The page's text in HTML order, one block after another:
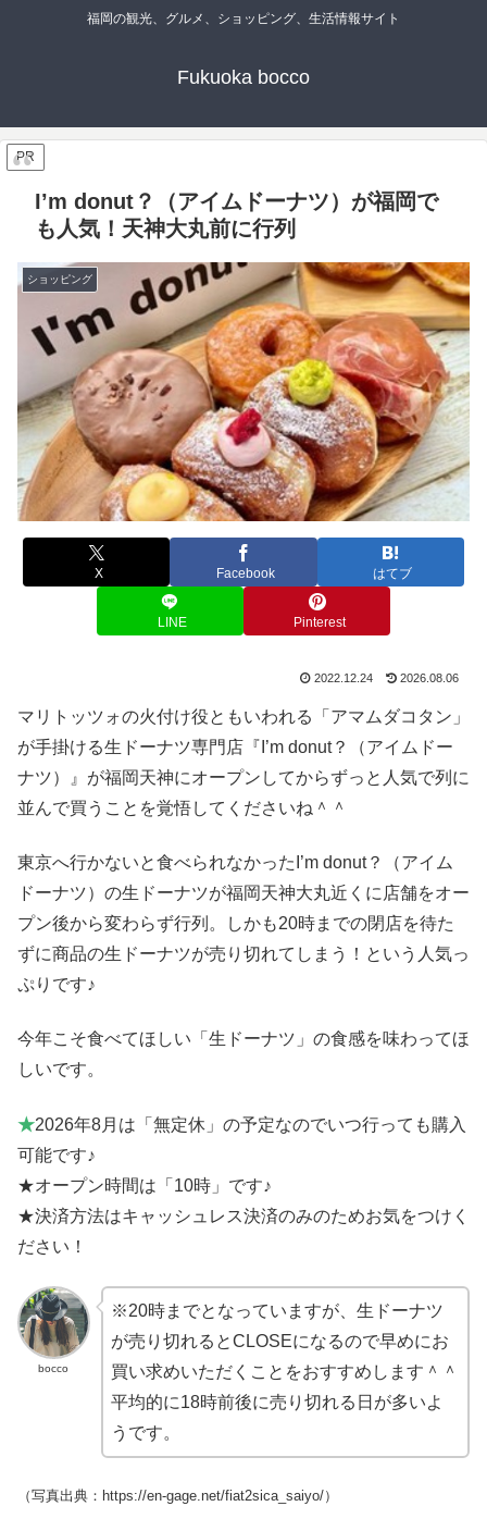
福岡の観光、グルメ、ショッピング、生活情報サイト
Fukuoka bocco
PR
I’m donut？（アイムドーナツ）が福岡で
も人気！天神大丸前に行列
ショッピング
X Facebook はてブ
LINE Pinterest
2022.12.24 2026.08.06
マリトッツォの火付け役ともいわれる「アマムダコタン」
が手掛ける生ドーナツ専門店『I’m donut？（アイムドー
ナツ）』が福岡天神にオープンしてからずっと人気で列に
並んで買うことを覚悟してくださいね＾＾
東京へ行かないと食べられなかったI’m donut？（アイム
ドーナツ）の生ドーナツが福岡天神大丸近くに店舗をオー
プン後から変わらず行列。しかも20時までの閉店を待た
ずに商品の生ドーナツが売り切れてしまう！という人気っ
ぷりです♪
今年こそ食べてほしい「生ドーナツ」の食感を味わってほ
しいです。
★2026年8月は「無定休」の予定なのでいつ行っても購入
可能です♪
★オープン時間は「10時」です♪
★決済方法はキャッシュレス決済のみのためお気をつけく
ださい！
bocco
※20時までとなっていますが、生ドーナツ
が売り切れるとCLOSEになるので早めにお
買い求めいただくことをおすすめします＾＾
平均的に18時前後に売り切れる日が多いよ
うです。
（写真出典：https://en-gage.net/fiat2sica_saiyo/）